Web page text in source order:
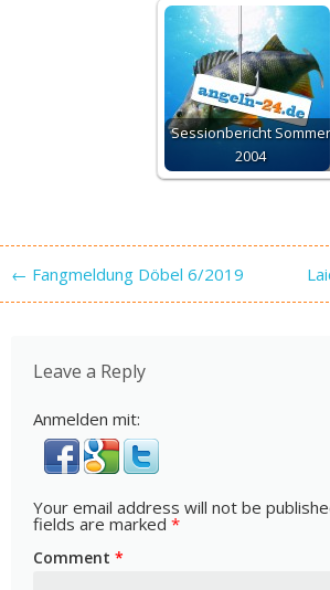
Sessionbericht Sommer
2004
Post navigation
← Fangmeldung Döbel 6/2019
Leave a Reply
Anmelden mit:
Your email address will not be
fields are marked *
Comment *